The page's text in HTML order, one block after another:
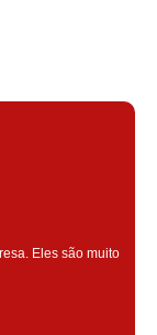
muito bom!
para o colaborador